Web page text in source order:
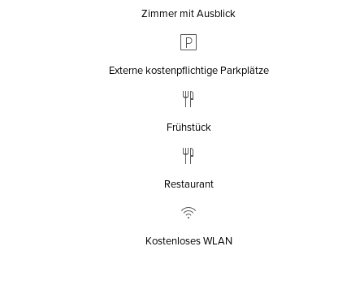
Zimmer mit Ausblick
Externe kostenpflichtige Parkplätze
Frühstück
Restaurant
Kostenloses WLAN